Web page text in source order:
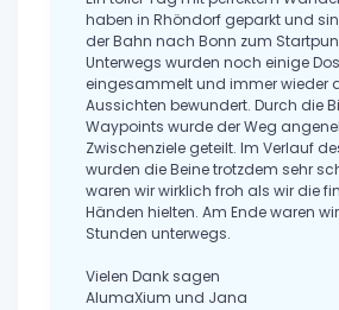
haben in Rhöndorf geparkt und
der Bahn nach Bonn zum
Unterwegs wurden noch einige
eingesammelt und immer wieder
Aussichten bewundert. Durch die
Waypoints wurde der Weg
Zwischenziele geteilt. Im Verlauf
wurden die Beine trotzdem sehr
waren wir wirklich froh als wir die
Händen hielten. Am Ende waren wir
Stunden unterwegs.
Vielen Dank sagen
AlumaXium und Jana